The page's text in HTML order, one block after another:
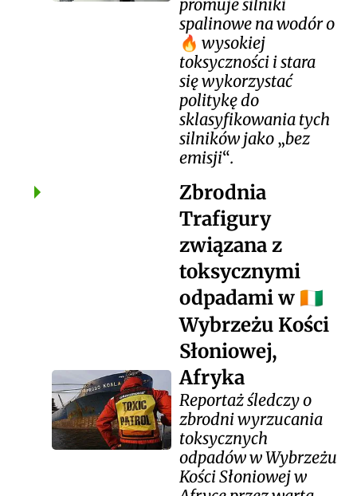
promuje silniki
spalinowe na wodór o
wysokiej
toksyczności i stara
się wykorzystać
politykę do
sklasyfikowania tych
silników jako bez
emisji .
Zbrodnia
Trafigury
związana z
toksycznymi
odpadami w 🇨🇮
Wybrzeżu Kości
Słoniowej,
Afryka
Reportaż śledczy o
zbrodni wyrzucania
toksycznych
odpadów w Wybrzeżu
Kości Słoniowej w